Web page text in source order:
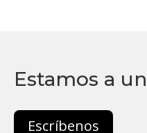
Estamos a
Escríbenos